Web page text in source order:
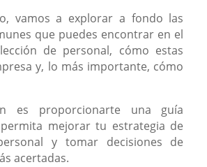
vamos a explorar a fondo las
que puedes encontrar en el
de personal, cómo estas
y, lo más importante, cómo
es proporcionarte una guía
mejorar tu estrategia de
y tomar decisiones de
acertadas.